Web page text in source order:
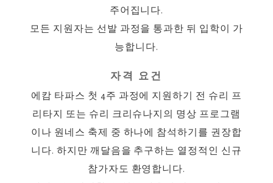
주어집니다.
모든 지원자는 선발 과정을 통과한 뒤 입학이 가
능합니다.
자격 요건
에캄 타파스 첫 4주 과정에 지원하기 전 슈리 프
리타지 또는 슈리 크리슈나지의 명상 프로그램
이나 원네스 축제 중 하나에 참석하기를 권장합
니다. 하지만 깨달음을 추구하는 열정적인 신규
참가자도 환영합니다.